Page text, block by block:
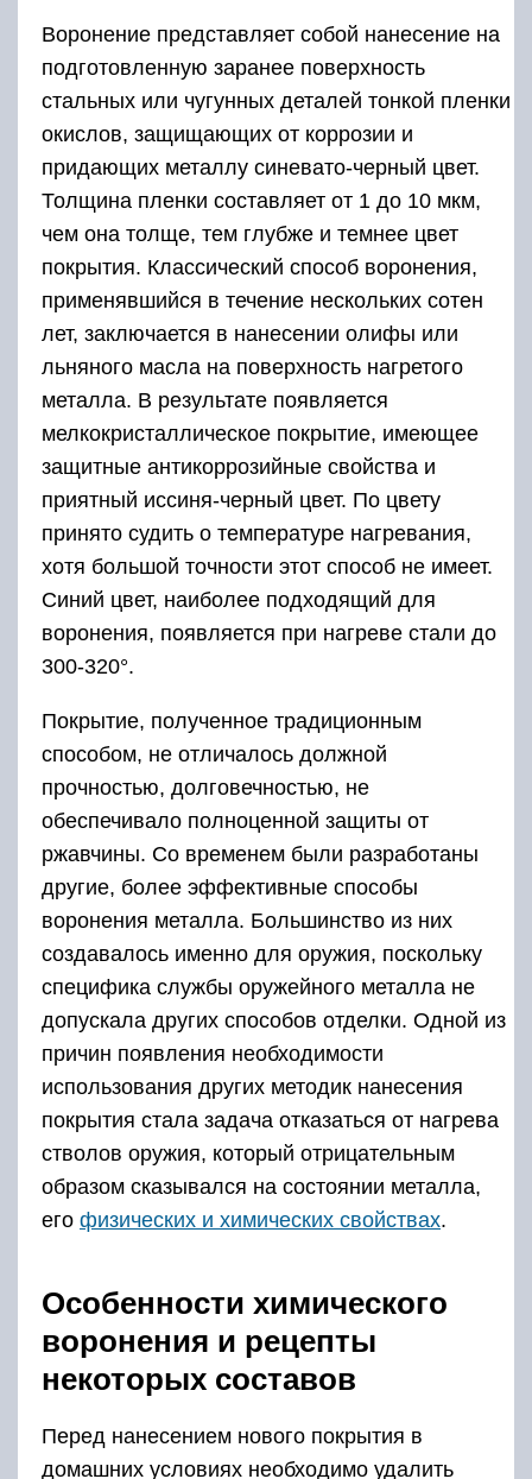
Воронение представляет собой нанесение на
подготовленную заранее поверхность
стальных или чугунных деталей тонкой пленки
окислов, защищающих от коррозии и
придающих металлу синевато-черный цвет.
Толщина пленки составляет от 1 до 10 мкм,
чем она толще, тем глубже и темнее цвет
покрытия. Классический способ воронения,
применявшийся в течение нескольких сотен
лет, заключается в нанесении олифы или
льняного масла на поверхность нагретого
металла. В результате появляется
мелкокристаллическое покрытие, имеющее
защитные антикоррозийные свойства и
приятный иссиня-черный цвет. По цвету
принято судить о температуре нагревания,
хотя большой точности этот способ не имеет.
Синий цвет, наиболее подходящий для
воронения, появляется при нагреве стали до
300-320°.
Покрытие, полученное традиционным
способом, не отличалось должной
прочностью, долговечностью, не
обеспечивало полноценной защиты от
ржавчины. Со временем были разработаны
другие, более эффективные способы
воронения металла. Большинство из них
создавалось именно для оружия, поскольку
специфика службы оружейного металла не
допускала других способов отделки. Одной из
причин появления необходимости
использования других методик нанесения
покрытия стала задача отказаться от нагрева
стволов оружия, который отрицательным
образом сказывался на состоянии металла,
его физических и химических свойствах.
Особенности химического
воронения и рецепты
некоторых составов
Перед нанесением нового покрытия в
домашних условиях необходимо удалить